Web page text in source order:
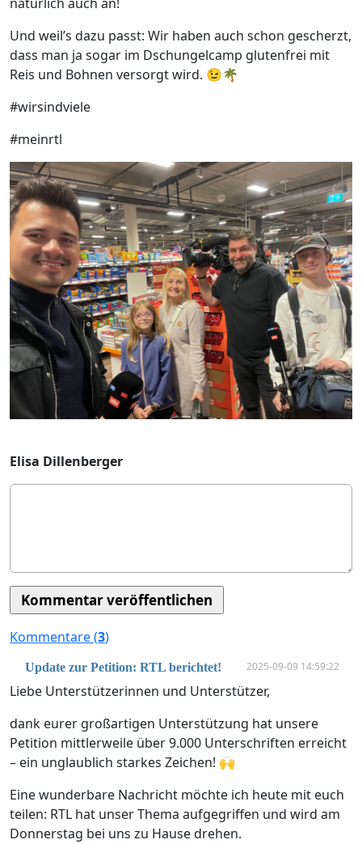
Und weil’s dazu passt: Wir haben auch schon gescherzt,
dass man ja sogar im Dschungelcamp glutenfrei mit
Reis und Bohnen versorgt wird. 😉🌴
#wirsindviele
#meinrtl
Elisa Dillenberger
Kommentare (3)
Update zur Petition: RTL berichtet! 2025-09-09 14:59:22
Liebe Unterstützerinnen und Unterstützer,
dank eurer großartigen Unterstützung hat unsere
Petition mittlerweile über 9.000 Unterschriften erreicht
– ein unglaublich starkes Zeichen! 🙌
Eine wunderbare Nachricht möchte ich heute mit euch
teilen: RTL hat unser Thema aufgegriffen und wird am
Donnerstag bei uns zu Hause drehen.